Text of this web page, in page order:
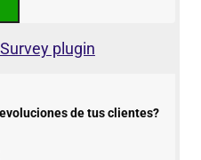
plugin
de tus clientes?